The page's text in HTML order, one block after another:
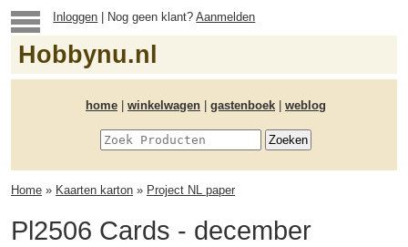
Inloggen | Nog geen klant?Aanmelden
Hobbynu.nl
home winkelwagen gastenboek weblog
Home » Kaarten karton » Project NL paper
Pl2506 Cards - december